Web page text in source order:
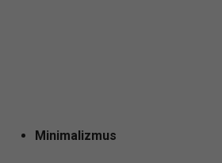
Minimalizmus